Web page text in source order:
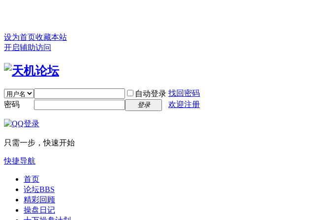
设为首页收藏本站
开启辅助访问
自动登录 找回密码
密码
登录 欢迎注册
只需一步，快速开始
快捷导航
首页
论坛BBS
精彩回顾
操盘日记